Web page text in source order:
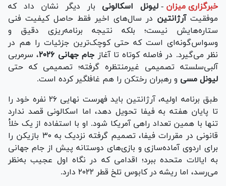
خبرگزاری میزان - لیونل اسکالونی بار دیگر نشان داد که
موفقیتآرژانتین در سال‌های اخیر فقط حاصل کیفیت فنی
ستاره‌هایش نیست؛ بلکه نتیجه برنامه‌ریزی دقیق و
وسواس‌گونه‌ای است که حتی کوچک‌ترین جزئیات را هم در
نظر می‌گیرد. در فاصله کوتاه تا آغاز جام جهانی ۲۰۲۶
، سرمربی
آلبی‌سلسته تصمیمی غیرمنتظره گرفته؛ تصمیمی که حتی
لیونل مسی و رهبران رختکن را هم غافلگیر کرده است.
طبق برنامه اولیه، آرژانتین باید فهرست نهایی ۲۶ نفره خود را
تا پایان هفته به فیفا تحویل دهد، اما اسکالونی قصد ندارد
تنها با همین تعداد راهی آمریکا شود. او با استفاده از یک خلأ
قانونی در مقررات فیفا، تصمیم گرفته نزدیک به ۳۰ بازیکن را
برای اردوی آماده‌سازی و بازی‌های دوستانه پیش از جام جهانی
به ایالات متحده ببرد؛ اقدامی که در نگاه اول عجیب به‌نظر
می‌رسد، اما ریشه در کابوس تلخ قطر ۲۰۲۲ دارد.